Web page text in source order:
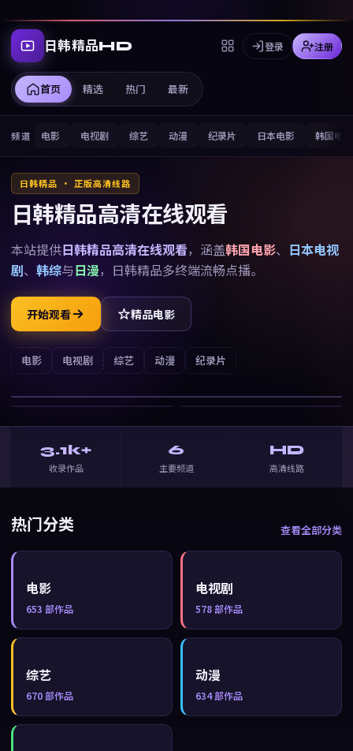
日韩精品HD
首页 精选 热门 最新
登录 注册
频道 电影 电视剧 综艺 动漫 纪录片 日本电影 韩国电影
日韩精品 · 正版高清线路
日韩精品高清在线观看
本站提供日韩精品高清在线观看，涵盖韩国电影、 日本电视
剧、 韩综与日漫， 日韩精品多终端流畅点播。
开始观看 精品电影
电影 电视剧 综艺 动漫 纪录片
云上诗
战争· ⭐7.0
3.1k+
收录作品
6
主要频道
HD
高清线路
热门分类 查看全部分类
电影
653 部作品
电视剧
578部作品
综艺
670部作品
动漫
634部作品